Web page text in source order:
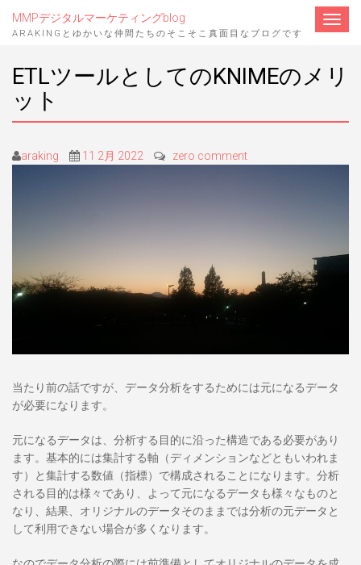
ナ
ビ
シ
ョ
MMPデジタルマーケティングblog
ARAKINGとゆかいな仲間たちのそこそこ真面目なブログです
ETLツールとしてのKNIMEのメリ
ット
araking 11 2月 2022 zero comment
当たり前の話ですが、データ分析をするためには元になるデータ
が必要になります。
元になるデータは、分析する目的に沿った構造である必要があり
ます。基本的には集計する軸（ディメンションなどともいわれま
す）と集計する数値（指標）で構成されることになります。分析
される目的は様々であり、よって元になるデータも様々なものと
なり、結果、オリジナルのデータそのままでは分析の元データと
して利用できない場合が多くなります。